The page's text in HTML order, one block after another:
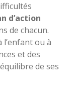
d’action
de chacun.
l’enfant ou à
et des
de ses